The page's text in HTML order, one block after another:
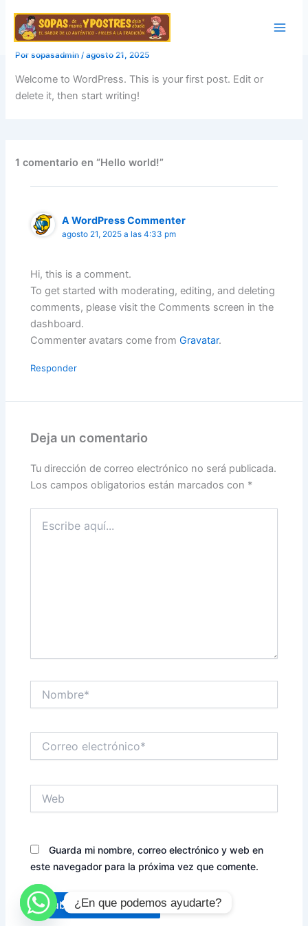
contenido
Hello world!
Porsopasadmin/agosto 21, 2025
Welcome to WordPress. This is your first post. Edit or
delete it, then start writing!
1 comentario en “Hello world!”
A WordPress Commenter
agosto 21, 2025 a las 4:33 pm
Hi, this is a comment.
To get started with moderating, editing, and deleting
comments, please visit the Comments screen in the
dashboard.
Commenter avatars come fromGravatar.
Responder
Deja un comentario
Tu dirección de correo electrónico no será publicada.
Los campos obligatorios están marcados con *
aquí...
electrónico*
Guarda mi nombre, correo electrónico y web en
este navegador para la próxima vez que comente.
¿En que podemos ayudarte?